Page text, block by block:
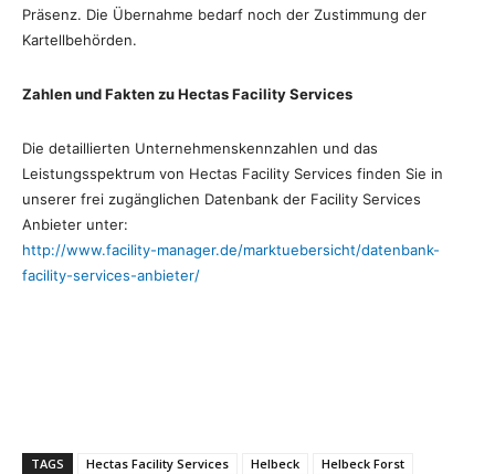
Präsenz. Die Übernahme bedarf noch der Zustimmung der
Kartellbehörden.
Zahlen und Fakten zu Hectas Facility Services
Die detaillierten Unternehmenskennzahlen und das
Leistungsspektrum von Hectas Facility Services finden Sie in
unserer frei zugänglichen Datenbank der Facility Services
Anbieter unter:
http://www.facility-manager.de/marktuebersicht/datenbank-
facility-services-anbieter/
TAGS Hectas Facility Services Helbeck
Helbeck Forst